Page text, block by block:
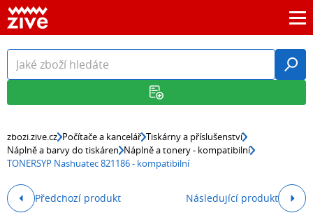
zbozi.zive.cz Počítače a kancelář Tiskárny a příslušenství
Náplně a barvy do tiskáren Náplně a tonery - kompatibilní
TONERSYP Nashuatec 821186 - kompatibilní
Předchozí produkt Následující produkt